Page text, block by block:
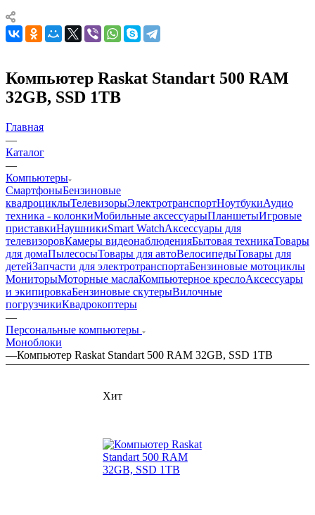
Компьютер Raskat Standart 500 RAM
32GB, SSD 1TB
Главная
—
Каталог
—
Компьютеры
СмартфоныБензиновые
квадроциклыТелевизорыЭлектротранспортНоутбукиАудио
техника - колонкиМобильные аксессуарыПланшетыИгровые
приставкиНаушникиSmart WatchАксессуары для
телевизоровКамеры видеонаблюденияБытовая техникаТовары
для домаПылесосыТовары для автоВелосипедыТовары для
детейЗапчасти для электротранспортаБензиновые мотоциклы
МониторыМоторные маслаКомпьютерное креслоАксессуары
и экипировкаБензиновые скутерыВилочные
погрузчикиКвадрокоптеры
—
Персональные компьютеры
Моноблоки
—Компьютер Raskat Standart 500 RAM 32GB, SSD 1TB
Хит